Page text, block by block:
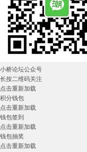
小桥论坛公众号
长按二维码关注
点击重新加载
积分钱包
点击重新加载
钱包签到
点击重新加载
钱包抽奖
点击重新加载